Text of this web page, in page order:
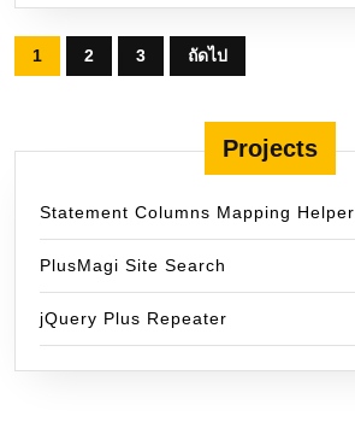
Posts
pagination
1 2 3 ถัดไป
Projects
Statement Columns Mapping Helper
PlusMagi Site Search
jQuery Plus Repeater